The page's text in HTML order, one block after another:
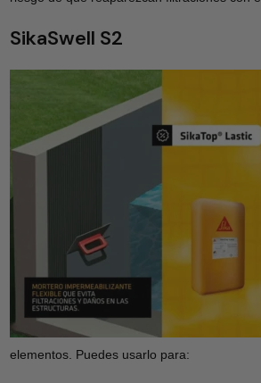
SikaSwell S2
elementos. Puedes usarlo para: